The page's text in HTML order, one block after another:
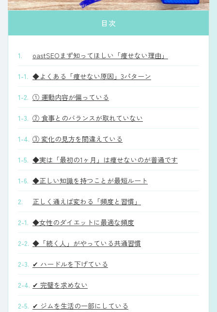
目次
1. oastSEOまず知ってほしい「痩せない理由」
1-1. ◆よくある「痩せない原因」3パターン
1-2. ① 運動内容が偏っている
1-3. ② 食事とのバランスが取れていない
1-4. ③ 変化の見方を間違えている
1-5. ◆実は「最初の1ヶ月」は痩せないのが普通です
1-6. ◆正しい知識を持つことが最短ルート
2. 正しく通えば変わる「頻度と習慣」
2-1. ◆女性のダイエットに最適な頻度
2-2. ◆「続く人」がやっている共通習慣
2-3. ✔ ハードルを下げている
2-4. ✔ 完璧を求めない
2-5. ✔ ジムを生活の一部にしている